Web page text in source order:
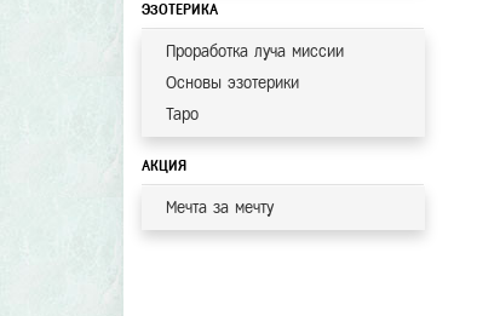
ЭЗОТЕРИКА
Проработка луча миссии
Основы эзотерики
Таро
АКЦИЯ
Мечта за мечту